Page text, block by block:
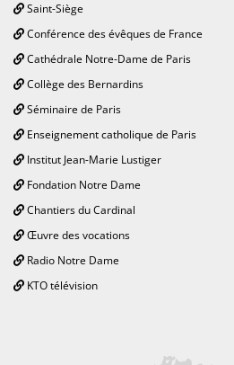
Saint-Siège
Conférence des évêques de France
Cathédrale Notre-Dame de Paris
Collège des Bernardins
Séminaire de Paris
Enseignement catholique de Paris
Institut Jean-Marie Lustiger
Fondation Notre Dame
Chantiers du Cardinal
Œuvre des vocations
Radio Notre Dame
KTO télévision